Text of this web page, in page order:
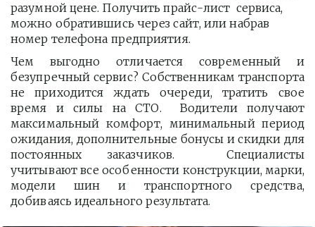
разумной цене. Получить прайс-лист  сервиса,
можно обратившись через сайт, или набрав
номер телефона предприятия.
Чем выгодно отличается современный и
безупречный сервис? Собственникам транспорта
не приходится ждать очереди, тратить свое
время и силы на СТО. Водители получают
максимальный комфорт, минимальный период
ожидания, дополнительные бонусы и скидки для
постоянных заказчиков. Специалисты
учитывают все особенности конструкции, марки,
модели шин и транспортного средства,
добиваясь идеального результата.